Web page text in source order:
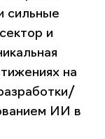
сильные
и
на
ИИ в